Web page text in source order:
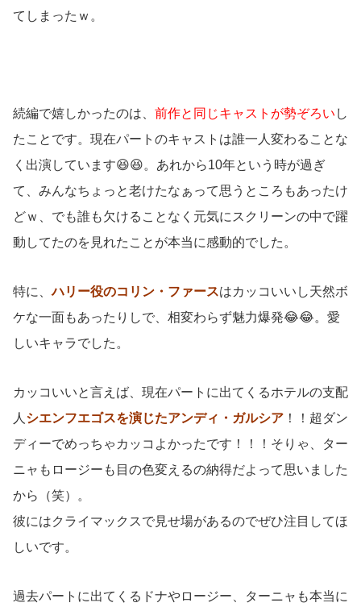
てしまったｗ。
続編で嬉しかったのは、 前作と同じキャストが勢ぞろい し
たことです。現在パートのキャストは誰一人変わることな
く出演しています😆😆。あれから10年という時が過ぎ
て、みんなちょっと老けたなぁって思うところもあったけ
どｗ、でも誰も欠けることなく元気にスクリーンの中で躍
動してたのを見れたことが本当に感動的でした。
特に、ハリー役のコリン・ファースはカッコいいし天然ボ
ケな一面もあったりしで、相変わらず魅力爆発😂😂。愛
しいキャラでした。
カッコいいと言えば、現在パートに出てくるホテルの支配
人 シエンフエゴスを演じたアンディ・ガルシア ！！超ダン
ディーでめっちゃカッコよかったです！！！そりゃ、ター
ニャもロージーも目の色変えるの納得だよって思いました
から（笑）。
彼にはクライマックスで見せ場があるのでぜひ注目してほ
しいです。
過去パートに出てくるドナやロージー、ターニャも本当に